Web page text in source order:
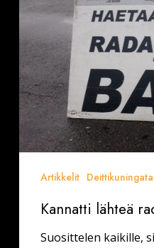
radalle(.com)
Artikkelit
Kannatti lähteä
Suosittelen kaikille,